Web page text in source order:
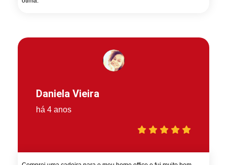
Daniela Vieira
há 4 anos